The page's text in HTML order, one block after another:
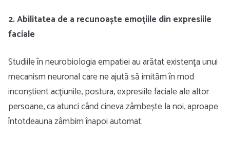
2. Abilitatea de a recunoaște emoțiile din expresiile
faciale
Studiile în neurobiologia empatiei au arătat existenţa unui
mecanism neuronal care ne ajută să imităm în mod
inconștient acţiunile, postura, expresiile faciale ale altor
persoane, ca atunci când cineva zâmbește la noi, aproape
întotdeauna zâmbim înapoi automat.